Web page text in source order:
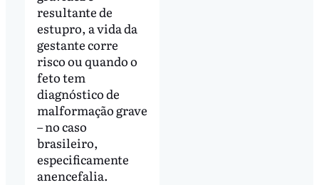
resultante de
estupro, a vida da
gestante corre
risco ou quando o
feto tem
diagnóstico de
malformação grave
– no caso
brasileiro,
especificamente
anencefalia.